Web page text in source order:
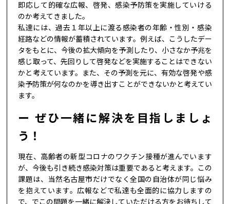
即応して的確な広報、啓発、感染予防策を実施していける
のか考えてきました。
私達には、過去１年以上に渡る感染者の年齢・性別・感染
経路などの情報が蓄積されています。例えば、こうしたデー
タをもとに、今後の拡大傾向を予測したり、小さなか予兆を
感じ取って、先回りして啓発などを実施することはできない
かと考えています。また、その予測を元に、有効な啓発や感
染予防策が何なのかを導き出すことができないかと考えてい
ます。
ぜひ一緒に解決を目指しましょ
う！
現在、高齢者の新型コロナのワクチン接種が進んでいます
が、今後も引き続き感染対策は重要であると考えます。この
課題は、当然名古屋市だけでなく全国の自治体が同じ悩み
を抱えています。広報などで私達も全面的に協力しますの
で、でこの問題を一緒に解決していただける方をお待ちして